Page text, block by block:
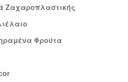
Ζαχαροπλαστικής
Φρούτα